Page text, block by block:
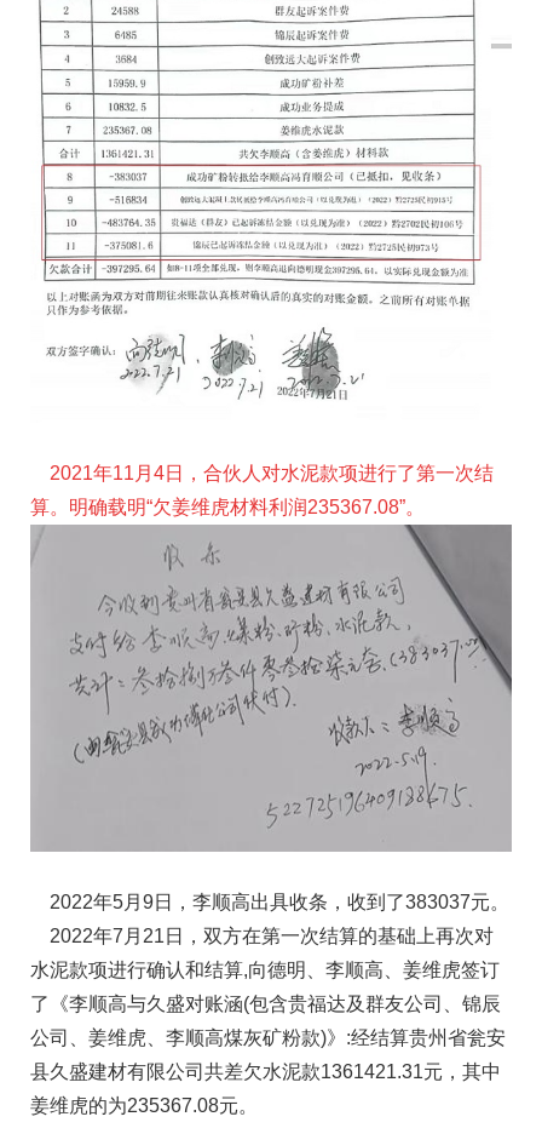
2021年11月4日，合伙人对水泥款项进行了第一次结
算。明确载明“欠姜维虎材料利润235367.08”。
2022年5月9日，李顺高出具收条，收到了383037元。
2022年7月21日，双方在第一次结算的基础上再次对
水泥款项进行确认和结算,向德明、李顺高、姜维虎签订
了《李顺高与久盛对账涵(包含贵福达及群友公司、锦辰
公司、姜维虎、李顺高煤灰矿粉款)》:经结算贵州省瓮安
县久盛建材有限公司共差欠水泥款1361421.31元，其中
姜维虎的为235367.08元。